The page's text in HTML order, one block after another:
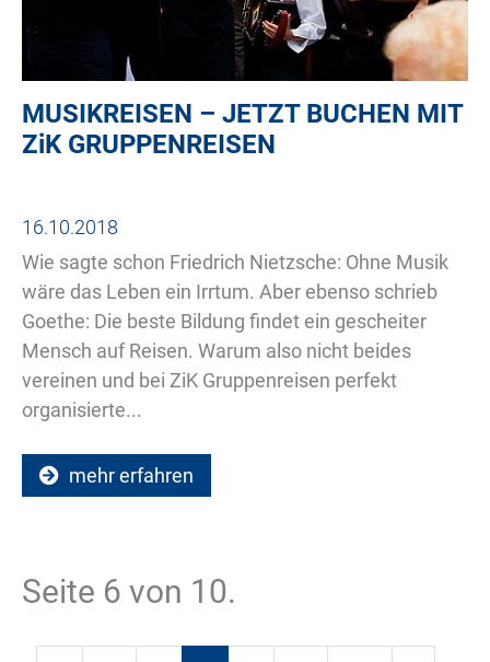
MUSIKREISEN – JETZT BUCHEN MIT
ZiK GRUPPENREISEN
16.10.2018
Wie sagte schon Friedrich Nietzsche: Ohne Musik
wäre das Leben ein Irrtum. Aber ebenso schrieb
Goethe: Die beste Bildung findet ein gescheiter
Mensch auf Reisen. Warum also nicht beides
vereinen und bei ZiK Gruppenreisen perfekt
organisierte...
mehr erfahren
Seite 6 von 10.